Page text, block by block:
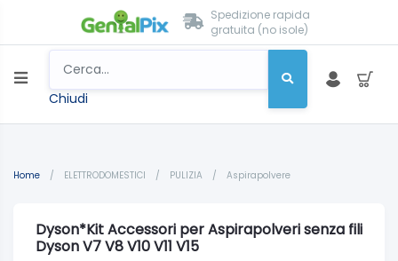
Spedizione rapida
gratuita (no isole)
Chiudi
Home / ELETTRODOMESTICI / PULIZIA / Aspirapolvere
Dyson*Kit Accessori per Aspirapolveri senza fili
Dyson V7 V8 V10 V11 V15